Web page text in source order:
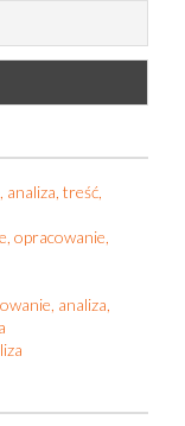
treść,
opracowanie,
analiza,